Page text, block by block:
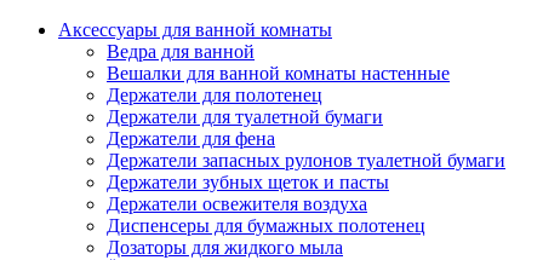
Аксессуары для ванной комнаты
Ведра для ванной
Вешалки для ванной комнаты настенные
Держатели для полотенец
Держатели для туалетной бумаги
Держатели для фена
Держатели запасных рулонов туалетной бумаги
Держатели зубных щеток и пасты
Держатели освежителя воздуха
Диспенсеры для бумажных полотенец
Дозаторы для жидкого мыла